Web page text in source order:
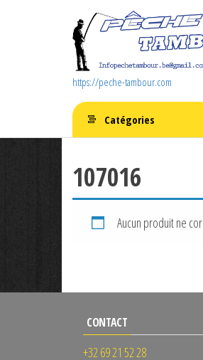
https://peche-tambour.com
Catégories
107016
Aucun produit ne
CONTACT
+32 69 21 52 28